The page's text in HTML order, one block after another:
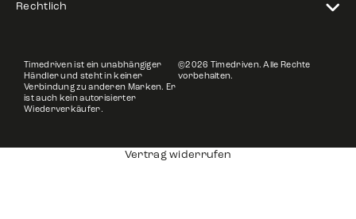
Rechtlich
Timedriven ist ein unabhängiger
Händler und steht in keiner
Verbindung zu anderen Marken. Er
ist auch kein autorisierter
Wiederverkäufer.
©2026 Timedriven. Alle Rechte
vorbehalten.
Vertrag widerrufen